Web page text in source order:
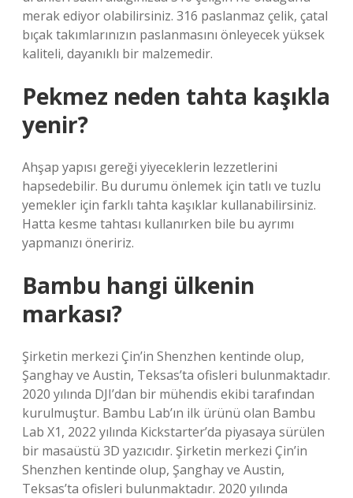
merak ediyor olabilirsiniz. 316 paslanmaz çelik, çatal
bıçak takımlarınızın paslanmasını önleyecek yüksek
kaliteli, dayanıklı bir malzemedir.
Pekmez neden tahta kaşıkla
yenir?
Ahşap yapısı gereği yiyeceklerin lezzetlerini
hapsedebilir. Bu durumu önlemek için tatlı ve tuzlu
yemekler için farklı tahta kaşıklar kullanabilirsiniz.
Hatta kesme tahtası kullanırken bile bu ayrımı
yapmanızı öneririz.
Bambu hangi ülkenin
markası?
Şirketin merkezi Çin’in Shenzhen kentinde olup,
Şanghay ve Austin, Teksas’ta ofisleri bulunmaktadır.
2020 yılında DJI’dan bir mühendis ekibi tarafından
kurulmuştur. Bambu Lab’ın ilk ürünü olan Bambu
Lab X1, 2022 yılında Kickstarter’da piyasaya sürülen
bir masaüstü 3D yazıcıdır. Şirketin merkezi Çin’in
Shenzhen kentinde olup, Şanghay ve Austin,
Teksas’ta ofisleri bulunmaktadır. 2020 yılında